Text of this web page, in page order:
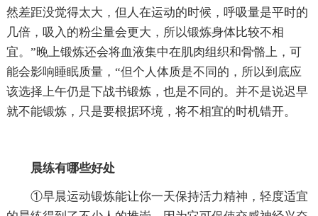
然差距没觉得太大，但人在运动的时候，呼吸量是平时的
几倍，吸入的粉尘量会更大，所以锻炼身体比较不相
宜。”晚上锻炼还会将血液集中在肌肉组织和骨骼上，可
能会影响睡眠质量，“但个人体质是不同的，所以到底应
该选择上午仍是下战书锻炼，也是不同的。并不是说迟早
就不能锻炼，只是要根据环境，将不相宜的时机错开。
晨练有哪些好处
①早晨运动锻炼能让你一天保持活力精神，轻度适宜